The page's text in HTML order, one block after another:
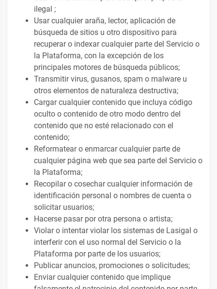
ilegal ;
Usar cualquier araña, lector, aplicación de
búsqueda de sitios u otro dispositivo para
recuperar o indexar cualquier parte del Servicio o
la Plataforma, con la excepción de los
principales motores de búsqueda públicos;
Transmitir virus, gusanos, spam o malware u
otros elementos de naturaleza destructiva;
Cargar cualquier contenido que incluya código
oculto o contenido de otro modo dentro del
contenido que no esté relacionado con el
contenido;
Reformatear o enmarcar cualquier parte de
cualquier página web que sea parte del Servicio o
la Plataforma;
Recopilar o cosechar cualquier información de
identificación personal o nombres de cuenta o
solicitar usuarios;
Hacerse pasar por otra persona o artista;
Violar o intentar violar los sistemas de Lasigal o
interferir con el uso normal del Servicio o la
Plataforma por parte de los usuarios;
Publicar anuncios, promociones o solicitudes;
Enviar cualquier contenido que implique